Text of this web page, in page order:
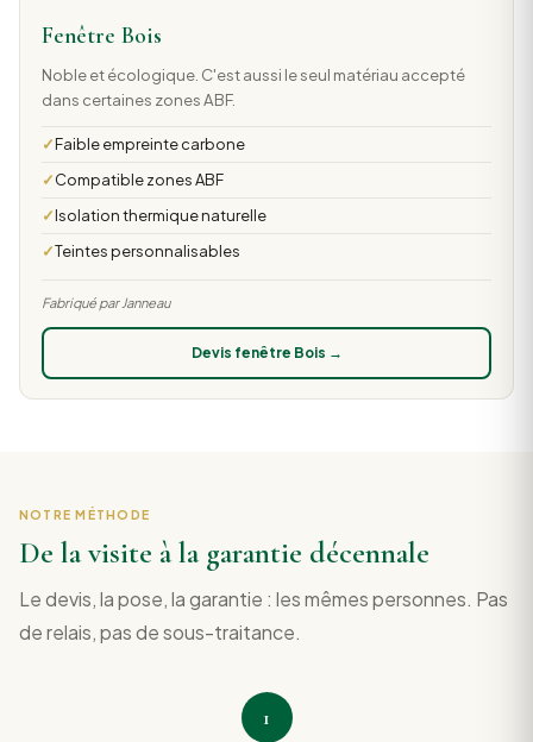
Fenêtre Bois
Noble et écologique. C'est aussi le seul matériau accepté
dans certaines zones ABF.
Faible empreinte carbone
Compatible zones ABF
Isolation thermique naturelle
Teintes personnalisables
Fabriqué par Janneau
Devis fenêtre Bois →
NOTRE MÉTHODE
De la visite à la garantie décennale
Le devis, la pose, la garantie : les mêmes personnes. Pas
de relais, pas de sous-traitance.
1